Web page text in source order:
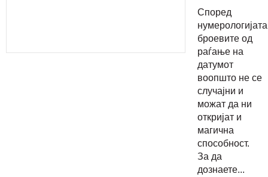
талент
според
денот на
раѓање
Според
нумерологијата
броевите од
раѓање на
датумот
воопшто не се
случајни и
можат да ни
откријат и
магична
способност.
За да
дознаете...